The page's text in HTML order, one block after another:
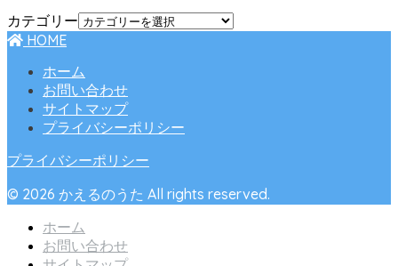
カテゴリー
HOME
ホーム
お問い合わせ
サイトマップ
プライバシーポリシー
プライバシーポリシー
© 2026 かえるのうた All rights reserved.
ホーム
お問い合わせ